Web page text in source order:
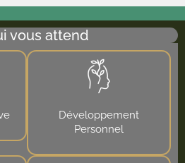
vous attend
Développement
Personnel